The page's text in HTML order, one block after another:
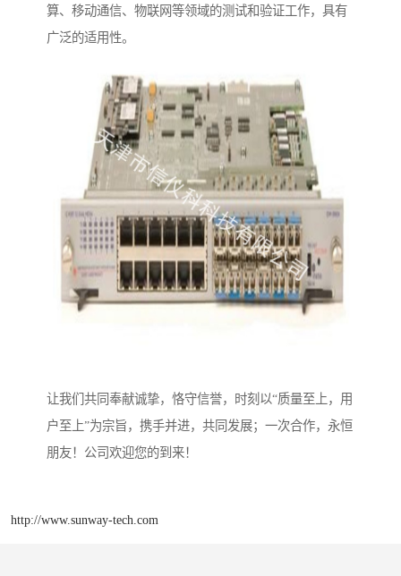
算、移动通信、物联网等领域的测试和验证工作，具有
广泛的适用性。
让我们共同奉献诚挚，恪守信誉，时刻以“质量至上，用
户至上”为宗旨，携手并进，共同发展；一次合作，永恒
朋友！公司欢迎您的到来！
http://www.sunway-tech.com